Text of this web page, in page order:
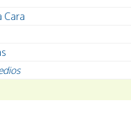
Cara